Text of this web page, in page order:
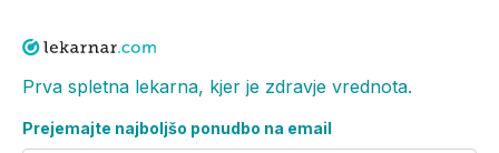
BENZYL ALCOHOL** - EUGENOL**
* Sestavine pridobljene z ekološkim poljedelstvom.
Sestavine odkupljene po nacelih pravicne trgovine.
Prva spletna lekarna, kjer je zdravje vrednota.
Prejemajte najboljšo ponudbo na email